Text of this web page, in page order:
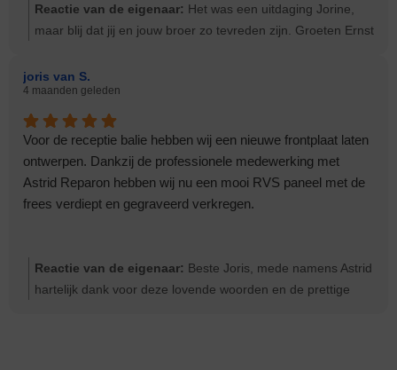
paar dagen had ik het ontwerp in huis. Mijn broer was
sprakeloos. Heel erg mooi gegraveerd. Echt een dikke
Edwin en collega’s, bedankt! Ik ben er heel blij mee.
Reactie van de eigenaar: Het was een uitdaging Jorine,
maar blij dat jij en jouw broer zo tevreden zijn. Groeten Ernst
joris van S.
4 maanden geleden
Voor de receptie balie hebben wij een nieuwe frontplaat laten
ontwerpen. Dankzij de professionele medewerking met
Astrid Reparon hebben wij nu een mooi RVS paneel met de
frees verdiept en gegraveerd verkregen.
Reactie van de eigenaar: Beste Joris, mede namens Astrid
hartelijk dank voor deze lovende woorden en de prettige